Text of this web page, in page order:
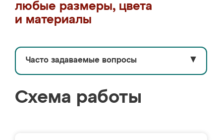
любые размеры, цвета
и материалы
Часто задаваемые вопросы ▼
Схема работы